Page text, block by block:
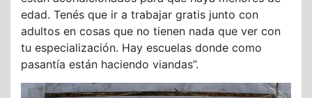
edad. Tenés que ir a trabajar gratis junto con
adultos en cosas que no tienen nada que ver con
tu especialización. Hay escuelas donde como
pasantía están haciendo viandas”.